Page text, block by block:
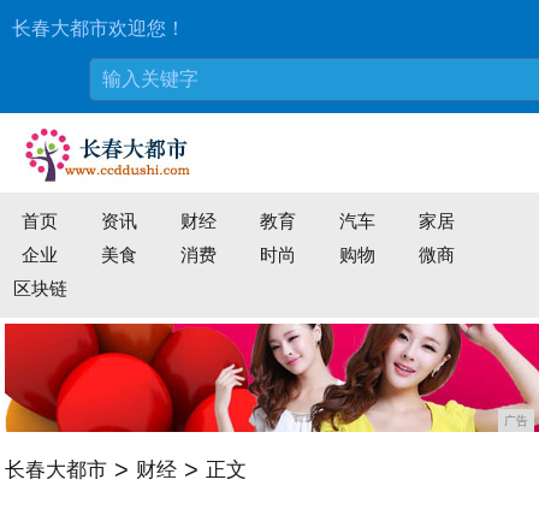
长春大都市欢迎您！
首页 资讯 财经 教育 汽车
家居
企业
美食 消费 时尚 购物
微商
区块链
广告
长春大都市 > 财经 > 正文